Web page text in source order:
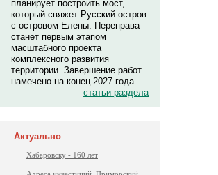
планирует построить мост,
который свяжет Русский остров
с островом Елены. Переправа
станет первым этапом
масштабного проекта
комплексного развития
территории. Завершение работ
намечено на конец 2027 года.
статьи раздела
Актуально
Хабаровску - 160 лет